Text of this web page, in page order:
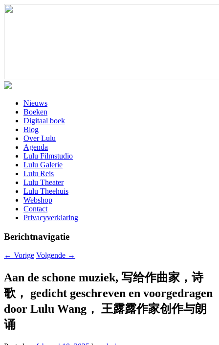
Nieuws
Boeken
Digitaal boek
Blog
Over Lulu
Agenda
Lulu Filmstudio
Lulu Galerie
Lulu Reis
Lulu Theater
Lulu Theehuis
Webshop
Contact
Privacyverklaring
Berichtnavigatie
← Vorige Volgende →
Aan de schone muziek, 写给作曲家，诗
歌， gedicht geschreven en voorgedragen
door Lulu Wang， 王露露作家创作与朗
诵